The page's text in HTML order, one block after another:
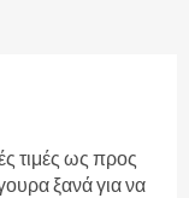
τιμές ως προς
ξανά για να